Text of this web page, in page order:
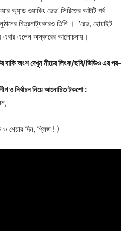
অ্যান্ড ওয়াকিং ডেড’ সিরিজের আটটি পর্ব
চিত্রনাট্যকারও তিনি । ‘রেড, হোয়াইট
এবার এলেন অস্কারের আলোচনায়।
বাকি অংশ দেখুন নীচের লিংক/ছবি/ভিডিও এর পর-
ওনির্বাচননিয়েআলোচিতটকশো:
ও শেয়ার দিন, প্লিজ ! )